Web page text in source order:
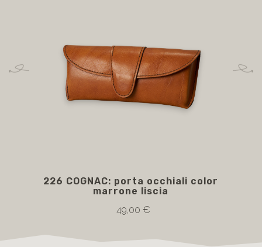
226 COGNAC: porta occhiali color
marrone liscia
49,00 €